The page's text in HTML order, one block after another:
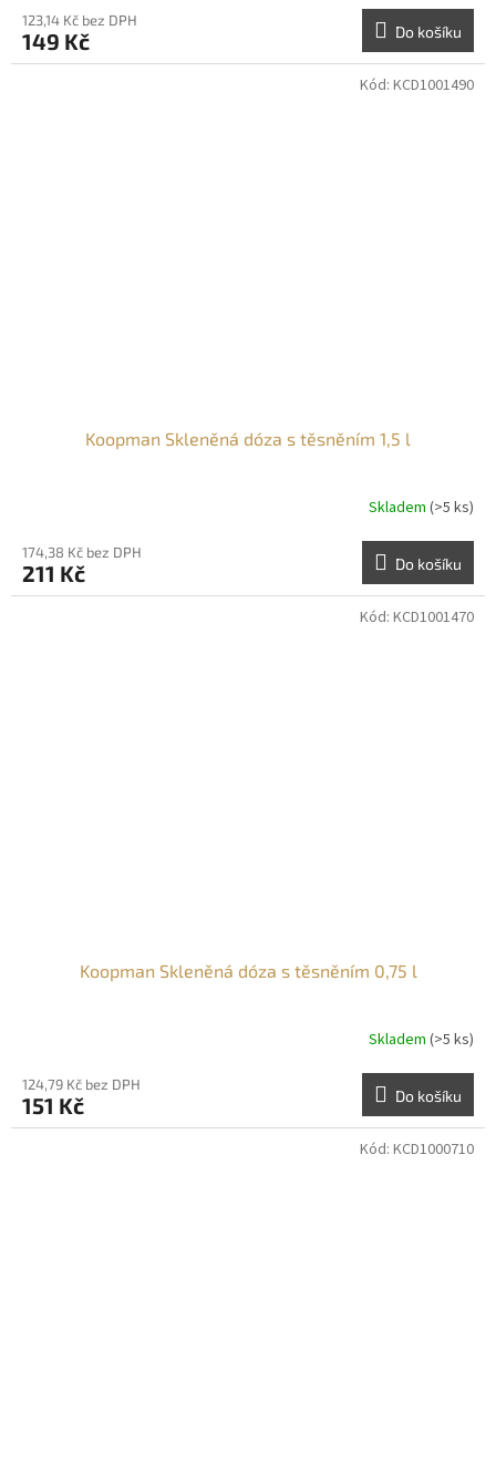
123,14 Kč bez DPH
149 Kč Do košíku
Koopman Skleněná dóza s těsněním 1,5 l
Skladem (>5 ks)
174,38 Kč bez DPH
211 Kč Do košíku
Kód: KCD1001490
Koopman Skleněná dóza s těsněním 0,75 l
Skladem (>5 ks)
124,79 Kč bez DPH
151 Kč Do košíku
Kód: KCD1001470
Kód: KCD1000710